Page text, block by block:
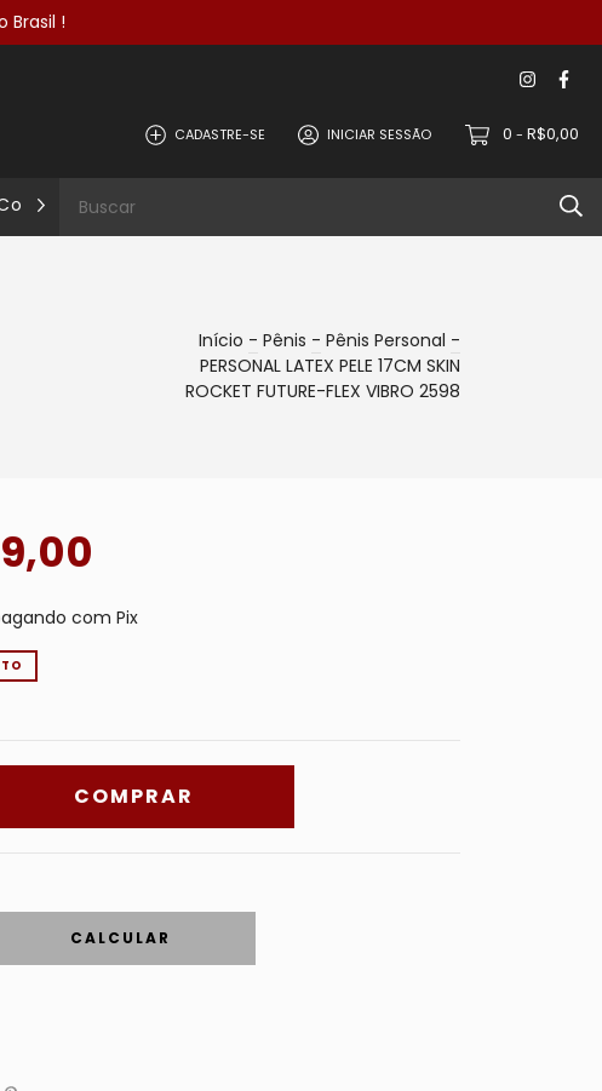
Brasil !
CADASTRE-SE INICIAR SESSÃO 0 - R$0,00
Início - Pênis - Pênis Personal -
PERSONAL LATEX PELE 17CM SKIN
ROCKET FUTURE-FLEX VIBRO 2598
com Pix
CALCULAR